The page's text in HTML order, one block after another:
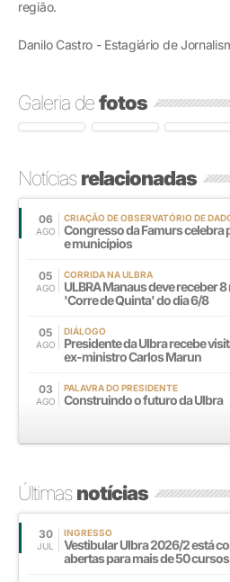
região.
Danilo Castro - Estagiário de
Galeria defotos
Notíciasrelacionadas
06
AGO
CRIAÇÃO DE OBSERVATÓRIO DE
Congresso da Famurs celebra
e municípios
05
AGO
CORRIDA NA ULBRA
ULBRA Manaus deve receber
'Corre de Quinta' do dia 6/8
05
AGO
DIÁLOGO
Presidente da Ulbra recebe
ex-ministro Carlos Marun
03
AGO
PALAVRA DO PRESIDENTE
Construindo o futuro da Ulbra
Últimasnotícias
30
JUL
INGRESSO
Vestibular Ulbra 2026/2 está
abertas para mais de 50 cursos